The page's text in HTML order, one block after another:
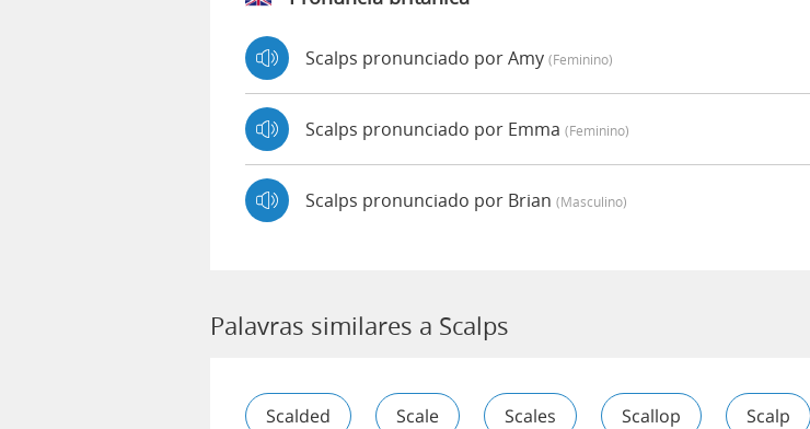
Scalps pronunciado por Amy (feminino)
Scalps pronunciado por Emma (feminino)
Scalps pronunciado por Brian (masculino)
Palavras similares a Scalps
Scalded Scale Scales Scallop Scalp